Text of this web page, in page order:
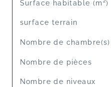
Surface habitable (m²)
surface terrain
Nombre de chambre(s)
Nombre de pièces
Nombre de niveaux